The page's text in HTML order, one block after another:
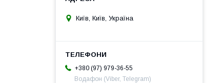
Київ, Київ, Україна
+380 (97) 979-36-55
Водафон (Viber, Telegram)